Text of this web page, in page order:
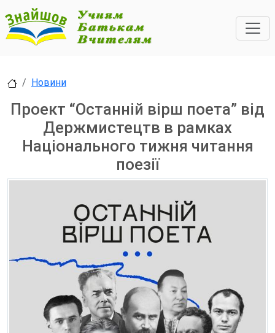
Новини
Проект “Останній вірш поета” від
Держмистецтв в рамках
Національного тижня читання
поезії